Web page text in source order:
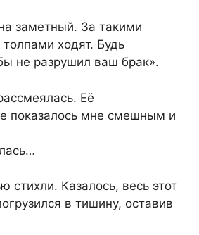
заметный. За такими
ходят. Будь
не разрушил ваш брак».
Её
показалось мне смешным и
стихли. Казалось, весь этот
в тишину, оставив